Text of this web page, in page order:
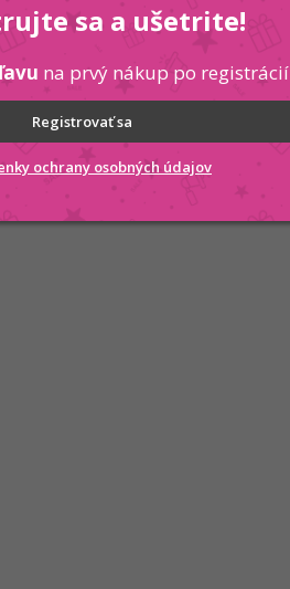
sa a ušetrite!
na prvý nákup po registrácií
Registrovať sa
ochrany osobných údajov